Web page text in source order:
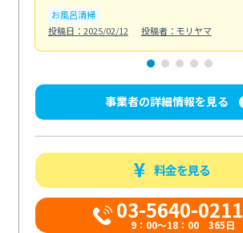
お風呂清掃
投稿日：2025/02/12
投稿者：モリヤマ
事業者の詳細情報を見る
料金を見る
03-5640-0211
9：00～18：00 365日